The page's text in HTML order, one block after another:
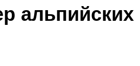
альпийских